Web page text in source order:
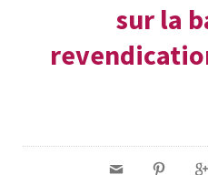
sur la